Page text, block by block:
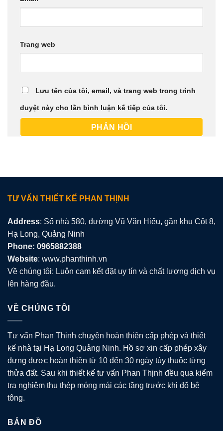
Trang web
Lưu tên của tôi, email, và trang web trong trình
duyệt này cho lần bình luận kế tiếp của tôi.
TƯ VẤN THIẾT KẾ PHAN THỊNH
Address: Số nhà 580, đường Vũ Văn Hiếu, gần khu Cột 8,
Hạ Long, Quảng Ninh
Phone: 0965882388
Website: www.phanthinh.vn
Về chúng tôi: Luôn cam kết đặt uy tín và chất lượng dịch vụ
lên hàng đầu.
VỀ CHÚNG TÔI
Tư vấn Phan Thịnh chuyên hoàn thiện cấp phép và thiết
kế nhà tại Hạ Long Quảng Ninh. Hồ sơ xin cấp phép xây
dựng được hoàn thiện từ 10 đến 30 ngày tùy thuộc từng
thửa đất. Sau khi thiết kế tư vấn Phan Thịnh đều qua kiểm
tra nghiệm thu thép móng mái các tầng trước khi đổ bê
tông.
BẢN ĐỒ